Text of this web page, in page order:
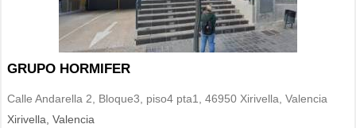
GRUPO HORMIFER
Calle Andarella 2, Bloque3, piso4 pta1, 46950 Xirivella, Valencia
Xirivella, Valencia